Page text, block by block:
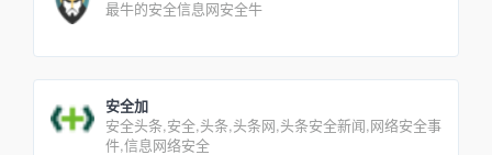
最牛的安全信息网安全牛
安全加
安全头条,安全,头条,头条网,头条安全新闻,网络安全事
件,信息网络安全